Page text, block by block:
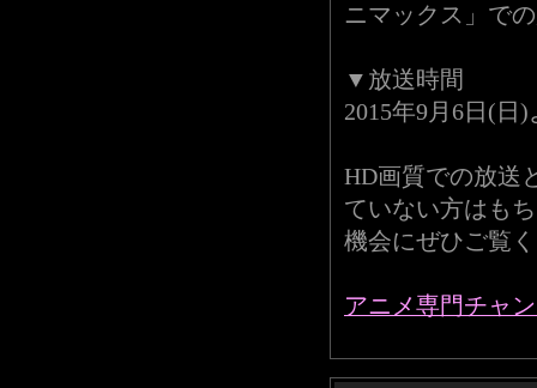
ニマックス」で
▼放送時間
2015年9月6日(日
HD画質での放送
ていない方はも
機会にぜひご覧
アニメ専門チャ